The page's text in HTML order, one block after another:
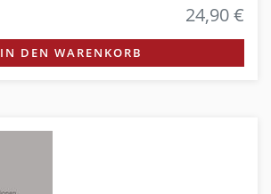
24,90 €
IN DEN WARENKORB